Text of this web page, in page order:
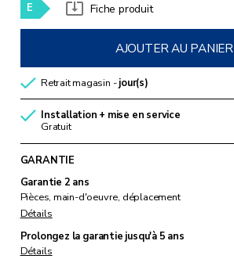
E Fiche produit
AJOUTER AU PANIER
Retrait magasin -jour(s)
Installation + mise en service
Gratuit
GARANTIE
Garantie 2 ans
Pièces, main-d'oeuvre, déplacement
Détails
Prolongez la garantie jusqu'à 5 ans
Détails